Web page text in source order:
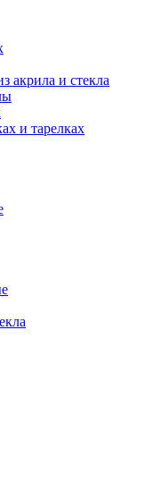
акрила и стекла
и тарелках